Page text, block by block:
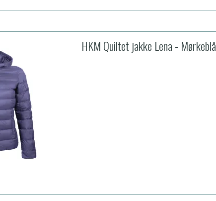
HKM Quiltet jakke Lena - Mørkeblå